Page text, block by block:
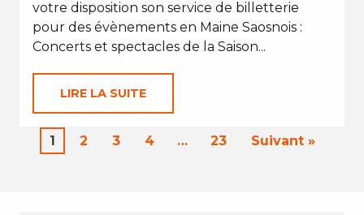
votre disposition son service de billetterie
pour des évènements en Maine Saosnois :
Concerts et spectacles de la Saison...
LIRE LA SUITE
1 2 3 4 … 23 Suivant »